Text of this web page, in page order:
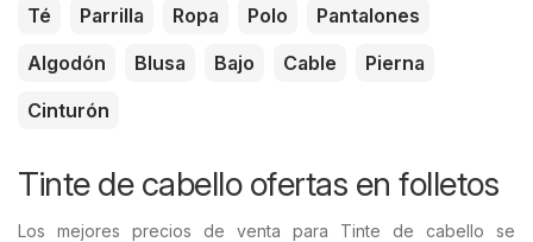
Té Parrilla Ropa Polo
Pantalones
Algodón
Blusa Bajo Cable
Pierna
Cinturón
Tinte de cabello ofertas en folletos
Los mejores precios de venta para Tinte de cabello se